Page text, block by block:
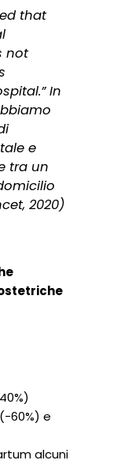
that
not
In
e
tra un
2020)
60%) e
alcuni